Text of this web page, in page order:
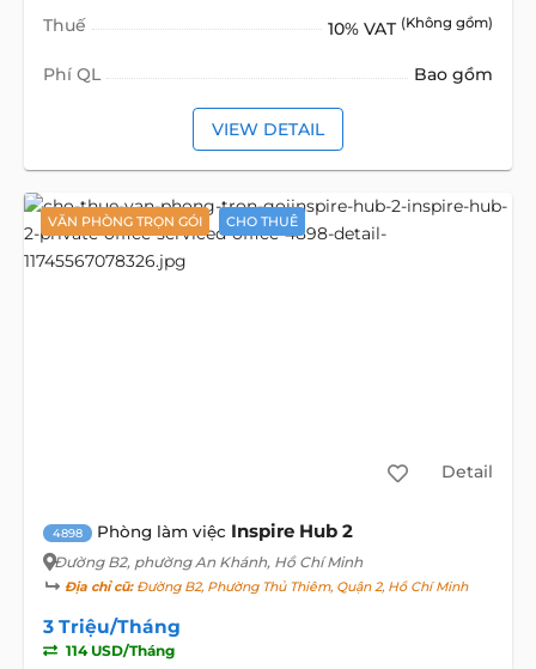
Thuế 10% VAT (Không gồm)
Phí QL Bao gồm
VIEW DETAIL
VĂN PHÒNG TRỌN GÓI CHO THUÊ
Detail
4898 Phòng làm việc Inspire Hub 2
Đường B2, phường An Khánh, Hồ Chí Minh
Địa chỉ cũ:Đường B2, Phường Thủ Thiêm, Quận 2, Hồ Chí Minh
3 Triệu/Tháng
114 USD/Tháng